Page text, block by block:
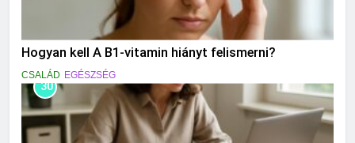
Hogyan kell A B1-vitamin hiányt felismerni?
CSALÁD EGÉSZSÉG
30